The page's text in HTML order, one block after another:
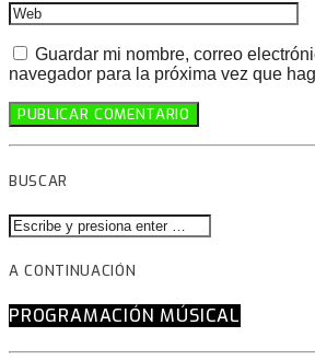
Guardar mi nombre, correo
navegador para la próxima vez que
BUSCAR
A CONTINUACIÓN
PROGRAMACIÓN MÚSICAL